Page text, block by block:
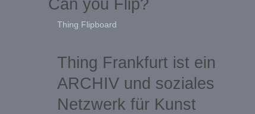
Thing Flipboard
Thing Frankfurt ist ein
ARCHIV und soziales
Netzwerk für Kunst